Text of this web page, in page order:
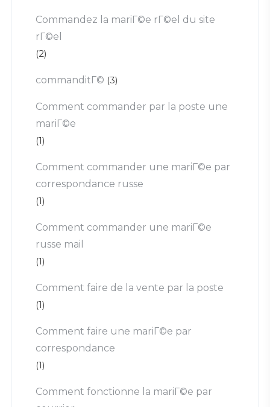
Commandez la mariГ©e rГ©el du site
rГ©el
(2)
commanditГ© (3)
Comment commander par la poste une
mariГ©e
(1)
Comment commander une mariГ©e par
correspondance russe
(1)
Comment commander une mariГ©e
russe mail
(1)
Comment faire de la vente par la poste
(1)
Comment faire une mariГ©e par
correspondance
(1)
Comment fonctionne la mariГ©e par